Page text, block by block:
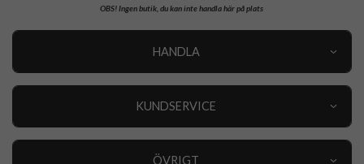
OBS!Ingen butik, du kan inte handla här på plats
HANDLA
KUNDSERVICE
ÖVRIGT